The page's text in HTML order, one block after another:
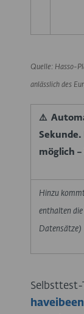
Quelle: Hasso-
anlässlich des
⚠️
Sekunde.
möglich
Hinzu
enthalten
Datensätze)
Selbsttest-